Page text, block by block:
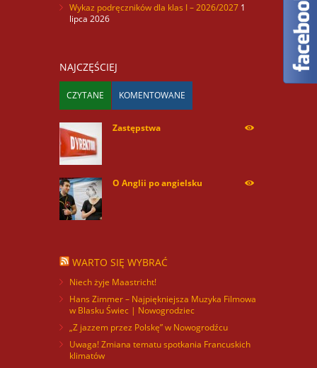
Wykaz podręczników dla klas I – 2026/2027 1
lipca 2026
NAJCZĘŚCIEJ
CZYTANE KOMENTOWANE
Zastępstwa
O Anglii po angielsku
WARTO SIĘ WYBRAĆ
Niech żyje Maastricht!
Hans Zimmer – Najpiękniejsza Muzyka Filmowa
w Blasku Świec | Nowogrodziec
„Z jazzem przez Polskę” w Nowogrodźcu
Uwaga! Zmiana tematu spotkania Francuskich
klimatów